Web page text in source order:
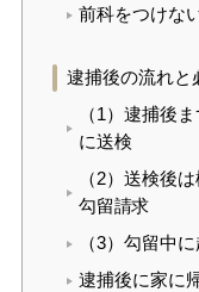
前科をつけな
逮捕後の流れと
（1）逮捕後
に送検
（2）送検後
勾留請求
（3）勾留中
逮捕後に家に